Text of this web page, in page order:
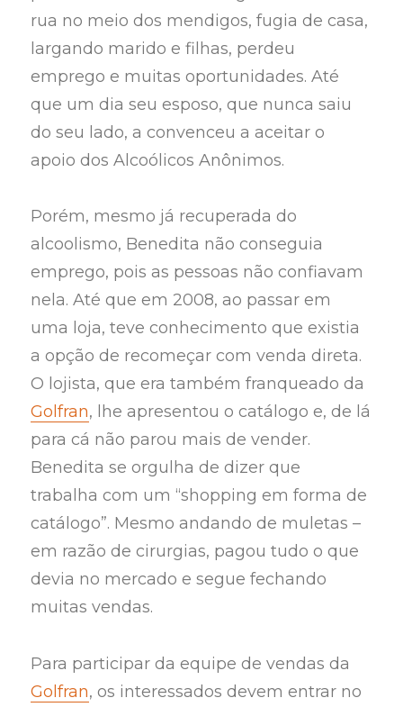
rua no meio dos mendigos, fugia de casa,
largando marido e filhas, perdeu
emprego e muitas oportunidades. Até
que um dia seu esposo, que nunca saiu
do seu lado, a convenceu a aceitar o
apoio dos Alcoólicos Anônimos.
Porém, mesmo já recuperada do
alcoolismo, Benedita não conseguia
emprego, pois as pessoas não confiavam
nela. Até que em 2008, ao passar em
uma loja, teve conhecimento que existia
a opção de recomeçar com venda direta.
O lojista, que era também franqueado da
Golfran, lhe apresentou o catálogo e, de lá
para cá não parou mais de vender.
Benedita se orgulha de dizer que
trabalha com um “shopping em forma de
catálogo”. Mesmo andando de muletas –
em razão de cirurgias, pagou tudo o que
devia no mercado e segue fechando
muitas vendas.
Para participar da equipe de vendas da
Golfran, os interessados devem entrar no